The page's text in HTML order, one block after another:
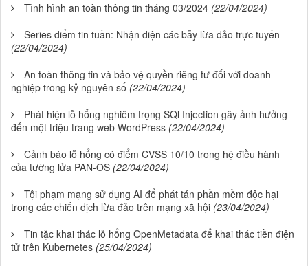
Tình hình an toàn thông tin tháng 03/2024 (22/04/2024)
Series điểm tin tuần: Nhận diện các bẫy lừa đảo trực tuyến
(22/04/2024)
An toàn thông tin và bảo vệ quyền riêng tư đối với doanh
nghiệp trong kỷ nguyên số (22/04/2024)
Phát hiện lỗ hổng nghiêm trọng SQl Injection gây ảnh hưởng
đến một triệu trang web WordPress (22/04/2024)
Cảnh báo lỗ hổng có điểm CVSS 10/10 trong hệ điều hành
của tường lửa PAN-OS (22/04/2024)
Tội phạm mạng sử dụng AI để phát tán phần mềm độc hại
trong các chiến dịch lừa đảo trên mạng xã hội (23/04/2024)
Tin tặc khai thác lỗ hổng OpenMetadata để khai thác tiền điện
tử trên Kubernetes (25/04/2024)